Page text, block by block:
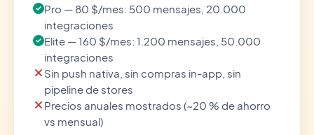
Pro — 80 $/mes: 500 mensajes, 20.000
integraciones
Elite — 160 $/mes: 1.200 mensajes, 50.000
integraciones
Sin push nativa, sin compras in-app, sin
pipeline de stores
Precios anuales mostrados (~20 % de ahorro
vs mensual)